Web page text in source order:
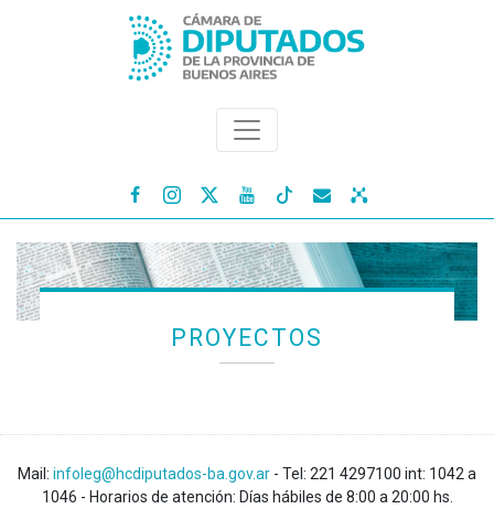
   
PROYECTOS
Mail: infoleg@hcdiputados-ba.gov.ar - Tel: 221 4297100 int: 1042 a
1046 - Horarios de atención: Días hábiles de 8:00 a 20:00 hs.